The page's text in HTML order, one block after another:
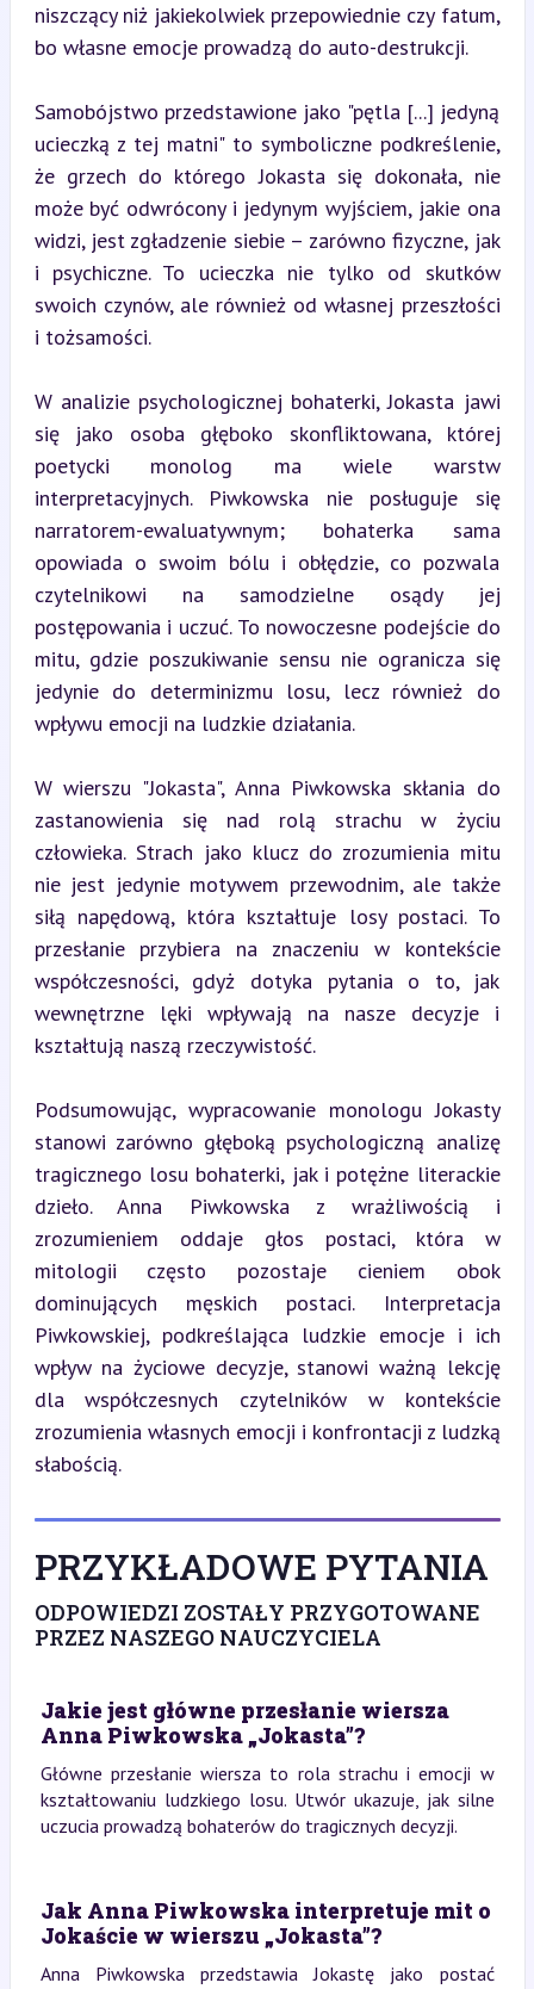
niszczący niż jakiekolwiek przepowiednie czy fatum,
bo własne emocje prowadzą do auto-destrukcji.
Samobójstwo przedstawione jako "pętla [...] jedyną
ucieczką z tej matni" to symboliczne podkreślenie,
że grzech do którego Jokasta się dokonała, nie
może być odwrócony i jedynym wyjściem, jakie ona
widzi, jest zgładzenie siebie – zarówno fizyczne, jak
i psychiczne. To ucieczka nie tylko od skutków
swoich czynów, ale również od własnej przeszłości
i tożsamości.
W analizie psychologicznej bohaterki, Jokasta jawi
się jako osoba głęboko skonfliktowana, której
poetycki monolog ma wiele warstw
interpretacyjnych. Piwkowska nie posługuje się
narratorem-ewaluatywnym; bohaterka sama
opowiada o swoim bólu i obłędzie, co pozwala
czytelnikowi na samodzielne osądy jej
postępowania i uczuć. To nowoczesne podejście do
mitu, gdzie poszukiwanie sensu nie ogranicza się
jedynie do determinizmu losu, lecz również do
wpływu emocji na ludzkie działania.
W wierszu "Jokasta", Anna Piwkowska skłania do
zastanowienia się nad rolą strachu w życiu
człowieka. Strach jako klucz do zrozumienia mitu
nie jest jedynie motywem przewodnim, ale także
siłą napędową, która kształtuje losy postaci. To
przesłanie przybiera na znaczeniu w kontekście
współczesności, gdyż dotyka pytania o to, jak
wewnętrzne lęki wpływają na nasze decyzje i
kształtują naszą rzeczywistość.
Podsumowując, wypracowanie monologu Jokasty
stanowi zarówno głęboką psychologiczną analizę
tragicznego losu bohaterki, jak i potężne literackie
dzieło. Anna Piwkowska z wrażliwością i
zrozumieniem oddaje głos postaci, która w
mitologii często pozostaje cieniem obok
dominujących męskich postaci. Interpretacja
Piwkowskiej, podkreślająca ludzkie emocje i ich
wpływ na życiowe decyzje, stanowi ważną lekcję
dla współczesnych czytelników w kontekście
zrozumienia własnych emocji i konfrontacji z ludzką
słabością.
PRZYKŁADOWE PYTANIA
ODPOWIEDZI ZOSTAŁY PRZYGOTOWANE
PRZEZ NASZEGO NAUCZYCIELA
Jakie jest główne przesłanie wiersza
Anna Piwkowska „Jokasta”?
Główne przesłanie wiersza to rola strachu i emocji w
kształtowaniu ludzkiego losu. Utwór ukazuje, jak silne
uczucia prowadzą bohaterów do tragicznych decyzji.
Jak Anna Piwkowska interpretuje mit o
Jokaście w wierszu „Jokasta”?
Anna Piwkowska przedstawia Jokastę jako postać